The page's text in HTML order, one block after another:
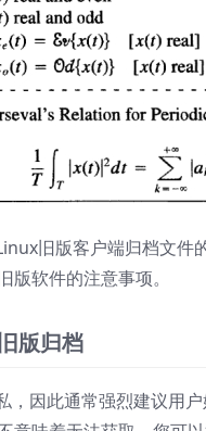
旧版客户端归档文件
软件的注意事项。
版归档
因此通常强烈建议用